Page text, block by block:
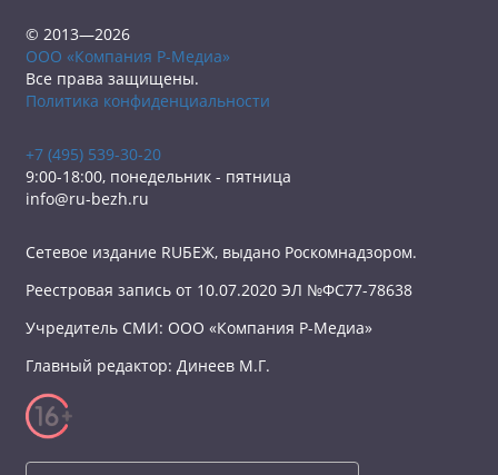
© 2013—2026
ООО «Компания Р-Медиа»
Все права защищены.
Политика конфиденциальности
+7 (495) 539-30-20
9:00-18:00, понедельник - пятница
info@ru-bezh.ru
Сетевое издание RUБЕЖ, выдано Роскомнадзором.
Реестровая запись от 10.07.2020 ЭЛ №ФС77-78638
Учредитель СМИ: ООО «Компания Р-Медиа»
Главный редактор: Динеев М.Г.